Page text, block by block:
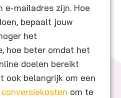
e-mailadres zijn. Hoe
bepaalt jouw
het
hoe beter omdat het
doelen bereikt
ook belangrijk om een
conversiekosten om te